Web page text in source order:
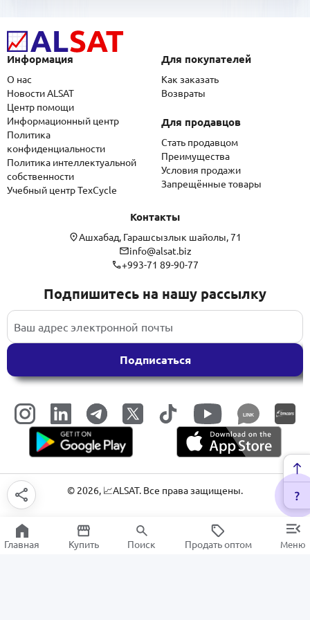
Информация
О нас
Новости ALSAT
Центр помощи
Информационный центр
Политика
конфиденциальности
Политика интеллектуальной
собственности
Учебный центр TexCycle
Для покупателей
Как заказать
Возвраты
Для продавцов
Стать продавцом
Преимущества
Условия продажи
Запрещённые товары
Контакты
Ашхабад, Гарашсызлык шайолы, 71
info@alsat.biz
+993-71 89-90-77
Подпишитесь на нашу рассылку
Подписаться
LINK
© 2026, 📈ALSAT. Все права защищены.
Главная Купить Поиск Продать оптом Меню